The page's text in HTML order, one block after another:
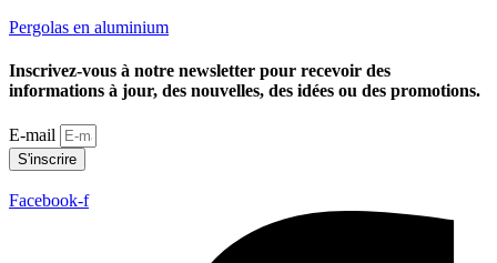
Pergolas en aluminium
Inscrivez-vous à notre newsletter pour recevoir des
informations à jour, des nouvelles, des idées ou des promotions.
E-mail
S'inscrire
Facebook-f